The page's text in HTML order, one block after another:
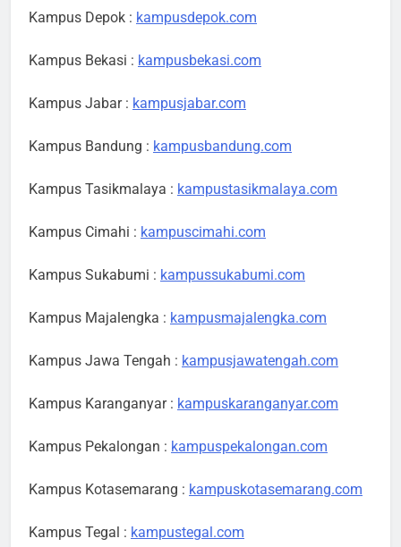
Kampus Depok : kampusdepok.com
Kampus Bekasi : kampusbekasi.com
Kampus Jabar : kampusjabar.com
Kampus Bandung : kampusbandung.com
Kampus Tasikmalaya : kampustasikmalaya.com
Kampus Cimahi : kampuscimahi.com
Kampus Sukabumi : kampussukabumi.com
Kampus Majalengka : kampusmajalengka.com
Kampus Jawa Tengah : kampusjawatengah.com
Kampus Karanganyar : kampuskaranganyar.com
Kampus Pekalongan : kampuspekalongan.com
Kampus Kotasemarang : kampuskotasemarang.com
Kampus Tegal : kampustegal.com